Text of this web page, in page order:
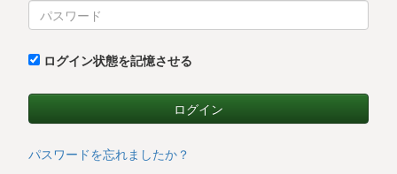
ログイン状態を記憶させる
パスワードを忘れましたか？